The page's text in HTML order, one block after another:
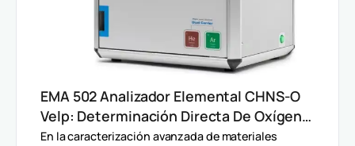
EMA 502 Analizador Elemental CHNS-O
Velp: Determinación Directa De Oxígeno
Y Análisis Multiparámetro
En la caracterización avanzada de materiales